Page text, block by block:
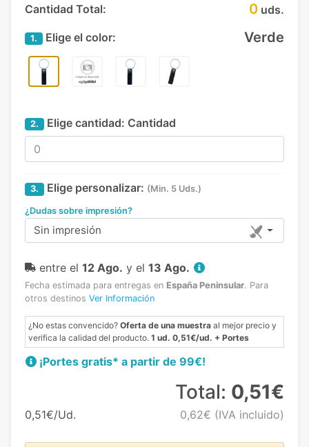
Cantidad Total: 0 uds.
1. Elige el color: Verde
2. Elige cantidad: Cantidad
3. Elige personalizar: (Min. 5 Uds.)
¿Dudas sobre impresión?
Sin impresión
entre el 12 Ago. y el 13 Ago.
Fecha estimada para entregas en España Peninsular. Para
otros destinos Ver Información
¿No estas convencido? Oferta de una muestra al mejor precio y
verifica la calidad del producto. 1 ud. 0,51€/ud. + Portes
¡Portes gratis* a partir de 99€!
0,51€/Ud.
Total: 0,51€
0,62€ (IVA incluido)